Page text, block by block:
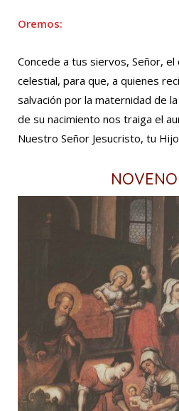
Oremos:
Concede a tus siervos, Señor, el
celestial, para que, a quienes
salvación por la maternidad de
de su nacimiento nos traiga el
Nuestro Señor Jesucristo, tu